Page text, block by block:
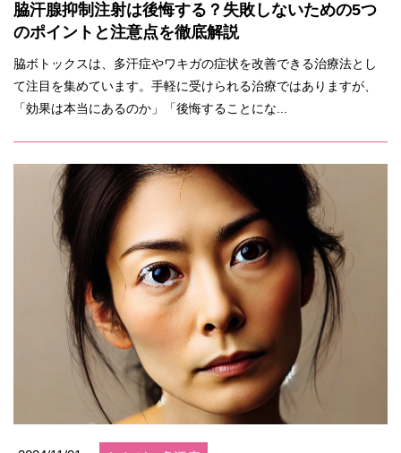
脇汗腺抑制注射は後悔する？失敗しないための5つ
のポイントと注意点を徹底解説
脇ボトックスは、多汗症やワキガの症状を改善できる治療法とし
て注目を集めています。手軽に受けられる治療ではありますが、
「効果は本当にあるのか」「後悔することにな...